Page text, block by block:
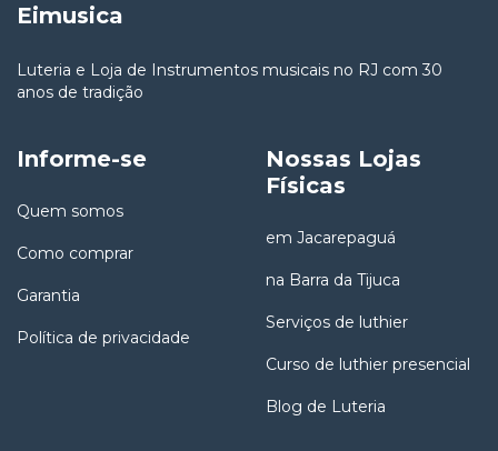
Eimusica
Luteria e Loja de Instrumentos musicais no RJ com 30
anos de tradição
Informe-se
Quem somos
Como comprar
Garantia
Política de privacidade
Nossas Lojas
Físicas
em Jacarepaguá
na Barra da Tijuca
Serviços de luthier
Curso de luthier presencial
Blog de Luteria